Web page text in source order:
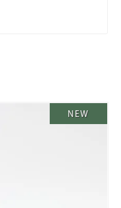
NEW